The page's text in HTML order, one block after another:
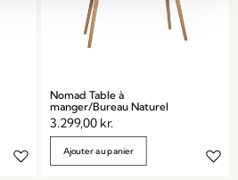
Nomad Table à
manger/Bureau Naturel
3.299,00 kr.
Ajouter au panier